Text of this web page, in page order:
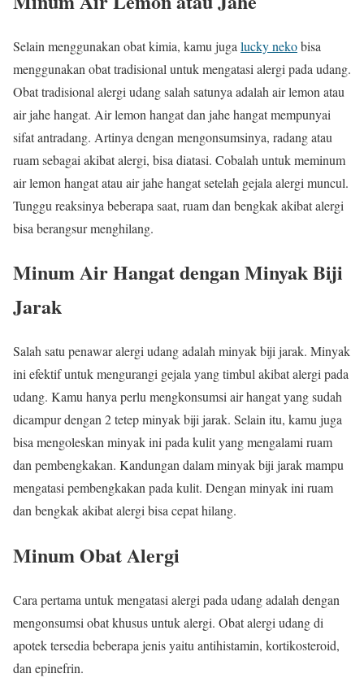
Selain menggunakan obat kimia, kamu juga lucky nekobisa
menggunakan obat tradisional untuk mengatasi alergi pada udang.
Obat tradisional alergi udang salah satunya adalah air lemon atau
air jahe hangat. Air lemon hangat dan jahe hangat mempunyai
sifat antradang. Artinya dengan mengonsumsinya, radang atau
ruam sebagai akibat alergi, bisa diatasi. Cobalah untuk meminum
air lemon hangat atau air jahe hangat setelah gejala alergi muncul.
Tunggu reaksinya beberapa saat, ruam dan bengkak akibat alergi
bisa berangsur menghilang.
Minum Air Hangat dengan Minyak Biji
Jarak
Salah satu penawar alergi udang adalah minyak biji jarak. Minyak
ini efektif untuk mengurangi gejala yang timbul akibat alergi pada
udang. Kamu hanya perlu mengkonsumsi air hangat yang sudah
dicampur dengan 2 tetep minyak biji jarak. Selain itu, kamu juga
bisa mengoleskan minyak ini pada kulit yang mengalami ruam
dan pembengkakan. Kandungan dalam minyak biji jarak mampu
mengatasi pembengkakan pada kulit. Dengan minyak ini ruam
dan bengkak akibat alergi bisa cepat hilang.
Minum Obat Alergi
Cara pertama untuk mengatasi alergi pada udang adalah dengan
mengonsumsi obat khusus untuk alergi. Obat alergi udang di
apotek tersedia beberapa jenis yaitu antihistamin, kortikosteroid,
dan epinefrin.